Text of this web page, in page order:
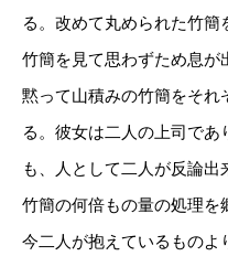
る。改めて丸められた竹簡
竹簡を見て思わずため息が
黙って山積みの竹簡をそれ
る。彼女は二人の上司であ
も、人として二人が反論出
竹簡の何倍もの量の処理を
今二人が抱えているものよ